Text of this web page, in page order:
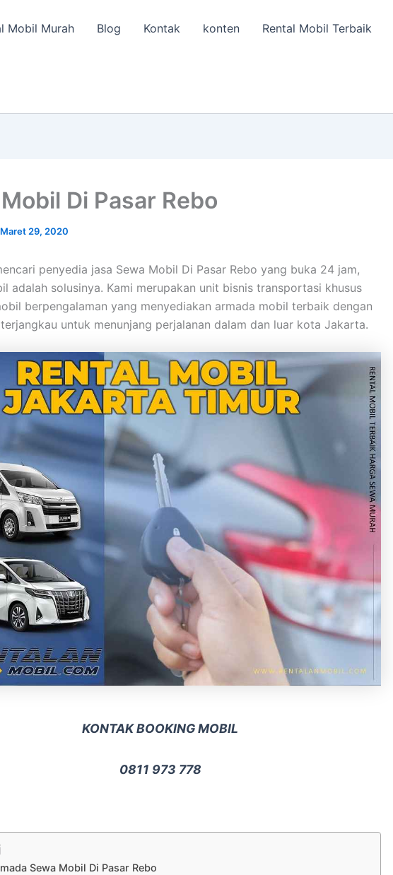
Mobil Murah Blog Kontak konten Rental Mobil Terbaik
Di Pasar Rebo
Maret 29, 2020
penyedia jasa Sewa Mobil Di Pasar Rebo yang buka 24 jam,
adalah solusinya. Kami merupakan unit bisnis transportasi khusus
berpengalaman yang menyediakan armada mobil terbaik dengan
untuk menunjang perjalanan dalam dan luar kota Jakarta.
KONTAK BOOKING MOBIL
0811 973 778
Sewa Mobil Di Pasar Rebo